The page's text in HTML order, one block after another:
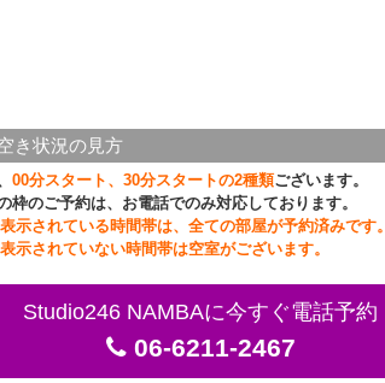
き状況の見方
00分スタート、30分スタートの2種類ございます。
枠のご予約は、お電話でのみ対応しております。
表示されている時間帯は、全ての部屋が予約済みです。
表示されていない時間帯は空室がございます。
Studio246 NAMBAに今すぐ電話予約
06-6211-2467